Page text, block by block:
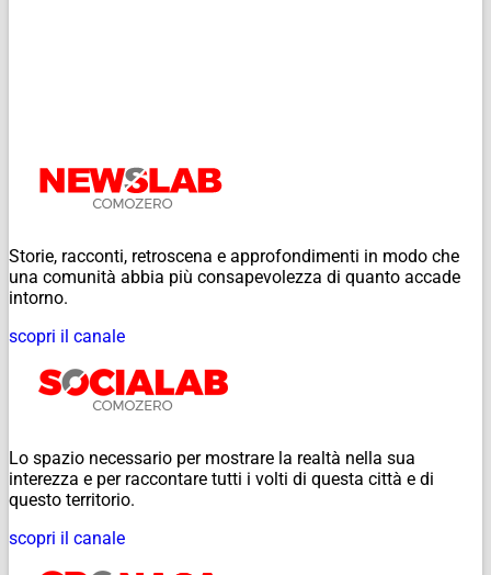
Storie, racconti, retroscena e approfondimenti in modo che
una comunità abbia più consapevolezza di quanto accade
intorno.
scopri il canale
Lo spazio necessario per mostrare la realtà nella sua
interezza e per raccontare tutti i volti di questa città e di
questo territorio.
scopri il canale